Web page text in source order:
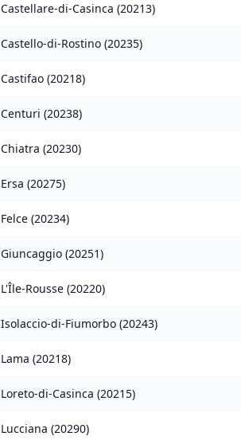
Castellare-di-Casinca (20213)
Castello-di-Rostino (20235)
Castifao (20218)
Centuri (20238)
Chiatra (20230)
Ersa (20275)
Felce (20234)
Giuncaggio (20251)
L'Île-Rousse (20220)
Isolaccio-di-Fiumorbo (20243)
Lama (20218)
Loreto-di-Casinca (20215)
Lucciana (20290)